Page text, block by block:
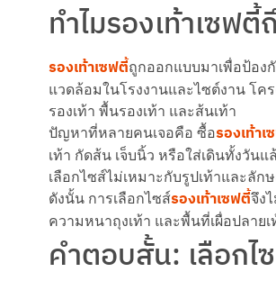
ทำไมรองเท้าเซฟ
รองเท้าเซฟตี้ถูกออกแบบมาเพื่อป้อง
แวดล้อมในโรงงานและไซต์งาน โค
รองเท้า พื้นรองเท้า และส้นเท้า
ปัญหาที่หลายคนเจอคือ ซื้อรองเท้า
เท้า กัดส้น เจ็บนิ้ว หรือใส่เดินทั้งวันแ
เลือกไซส์ไม่เหมาะกับรูปเท้าและลัก
ดังนั้น การเลือกไซส์รองเท้าเซฟตี้จึง
ความหนาถุงเท้า และพื้นที่เผื่อปลายเ
คำตอบสั้น: เลือกไ